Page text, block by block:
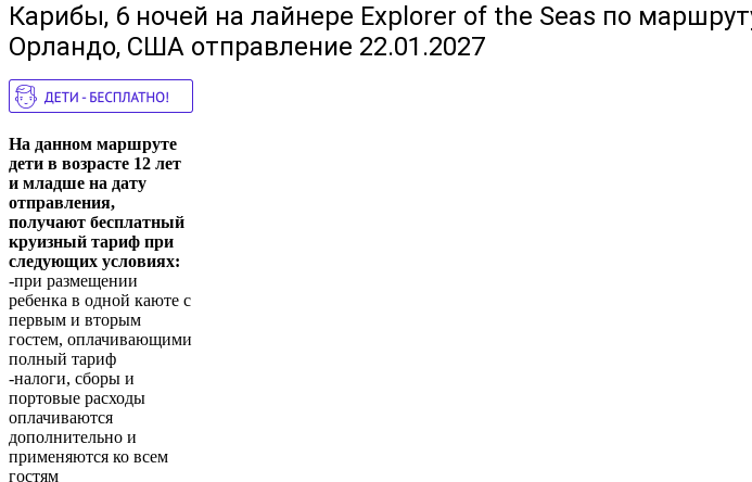
Карибы, 6 ночей на лайнере Explorer of the Seas по
Орландо, США отправление 22.01.2027
На данном маршруте
дети в возрасте 12 лет
и младше на дату
отправления,
получают бесплатный
круизный тариф при
следующих условиях:
-при размещении
ребенка в одной каюте с
первым и вторым
гостем, оплачивающими
полный тариф
-налоги, сборы и
портовые расходы
оплачиваются
дополнительно и
применяются ко всем
гостям